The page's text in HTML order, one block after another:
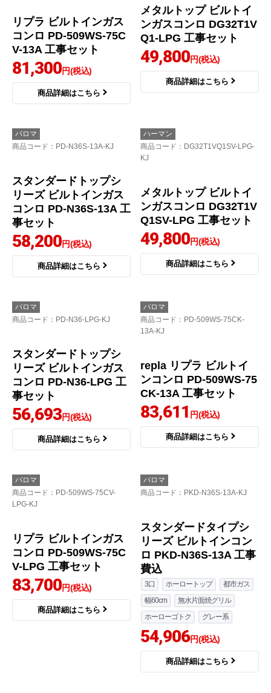
+do プラス・ドゥ ビル
トインコンロ DW35S9J
TKSTED-13A 工事セッ
ト
商品詳細はこちら
スタンダードトップシ
リーズ ビルトインガス
コンロ PD-N36S-LPG
工事セット
商品詳細はこちら
パロマ
商品コード
：PD-509WS-75CV-
13A-KJ
リプラ ビルトインガス
コンロ PD-509WS-75C
V-13A 工事セット
商品詳細はこちら
商品コード ：DG32T1VQ1-LPG-KJ
メタルトップ ビルトイ
Q1-LPG 工事セット
49,800 円(税込)
商品詳細はこちら
パロマ
スタンダードトップシ
リーズ ビルトインガス
ハーマン
ンガスコンロ DG32T1V
Q1SV-LPG 工事セット
49,800円(税込)
商品詳細はこちら